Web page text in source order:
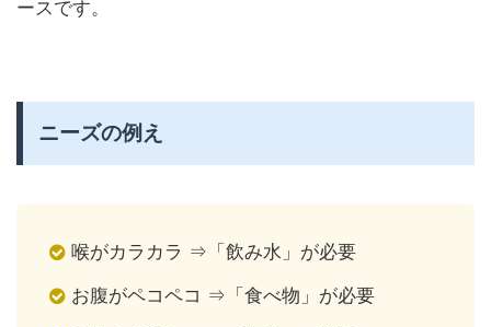
ースです。
ニーズの例え
喉がカラカラ ⇒「飲み水」が必要
お腹がペコペコ ⇒「食べ物」が必要